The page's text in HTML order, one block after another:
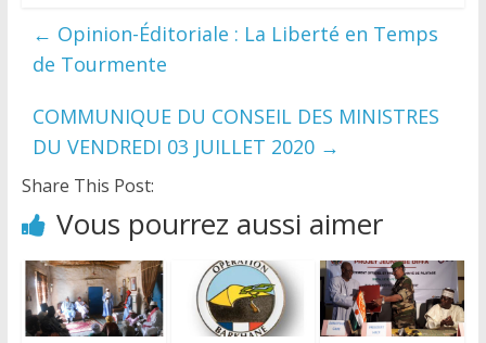
← Opinion-Éditoriale : La Liberté en Temps
de Tourmente
COMMUNIQUE DU CONSEIL DES MINISTRES
DU VENDREDI 03 JUILLET 2020 →
Share This Post:
Vous pourrez aussi aimer